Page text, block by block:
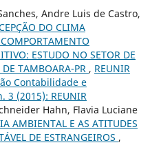
Andre Luis de Castro,
DO CLIMA
ESTUDO NO SETOR DE
TAMBOARA-PR , REUNIR
Contabilidade e
3 (2015): REUNIR
Hahn, Flavia Luciane
AMBIENTAL E AS ATITUDES
DE ESTRANGEIROS ,